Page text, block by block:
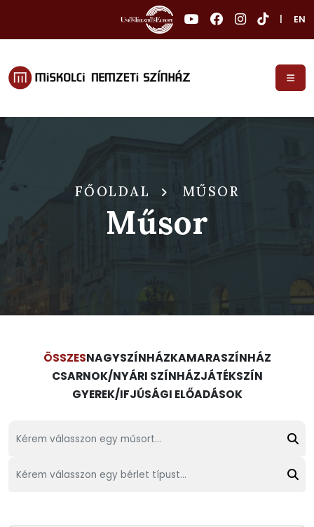
EN
FŐOLDAL MŰSOR
Műsor
ÖSSZESNAGYSZÍNHÁZKAMARASZÍNHÁZ
CSARNOK/NYÁRI SZÍNHÁZJÁTÉKSZÍN
GYEREK/IFJÚSÁGI ELŐADÁSOK
Kérem válasszon egy műsort...
Kérem válasszon egy bérlet típust...